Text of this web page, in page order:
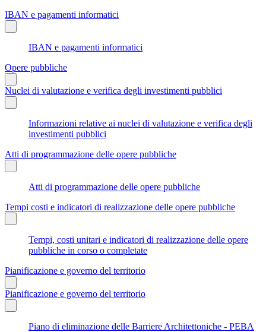
IBAN e pagamenti informatici
IBAN e pagamenti informatici
Opere pubbliche
Nuclei di valutazione e verifica degli investimenti pubblici
Informazioni relative ai nuclei di valutazione e verifica degli
investimenti pubblici
Atti di programmazione delle opere pubbliche
Atti di programmazione delle opere pubbliche
Tempi costi e indicatori di realizzazione delle opere pubbliche
Tempi, costi unitari e indicatori di realizzazione delle opere
pubbliche in corso o completate
Pianificazione e governo del territorio
Pianificazione e governo del territorio
Piano di eliminazione delle Barriere Architettoniche - PEBA